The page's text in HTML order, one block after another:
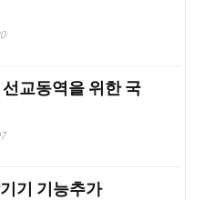
교동역을 위한 국
기 기능추가